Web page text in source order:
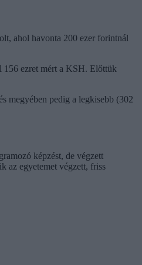
ahol havonta 200 ezer forintnál
156 ezret mért a KSH. Előttük
megyében pedig a legkisebb (302
képzést, de végzett
az egyetemet végzett, friss